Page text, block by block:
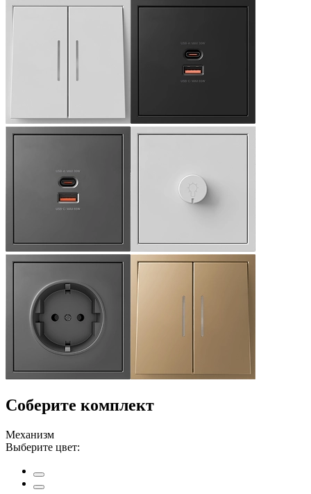
Соберите комплект
Механизм
Выберите цвет: